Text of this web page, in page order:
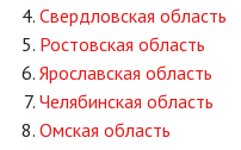
Свердловская область
Ростовская область
Ярославская область
Челябинская область
Омская область